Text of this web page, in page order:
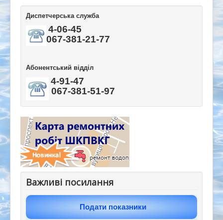
Диспетчерська служба
4-06-45
067-381-21-77
Абонентський відділ
4-91-47
067-381-51-97
Важливі посилання
Подати показники